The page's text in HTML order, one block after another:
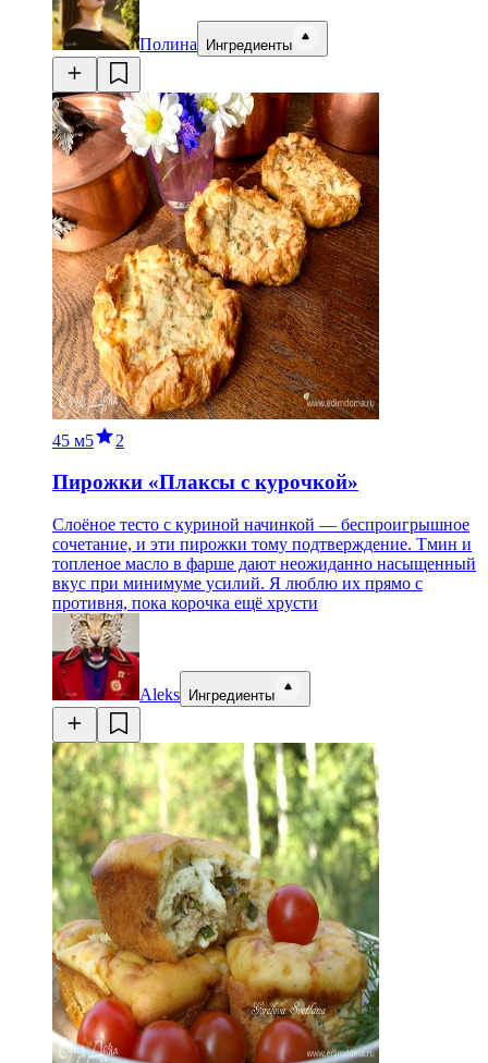
Полина Ингредиенты
45 м5 2
Пирожки «Плаксы с курочкой»
Слоёное тесто с куриной начинкой — беспроигрышное
сочетание, и эти пирожки тому подтверждение. Тмин и
топленое масло в фарше дают неожиданно насыщенный
вкус при минимуме усилий. Я люблю их прямо с
противня, пока корочка ещё хрусти
Aleks Ингредиенты